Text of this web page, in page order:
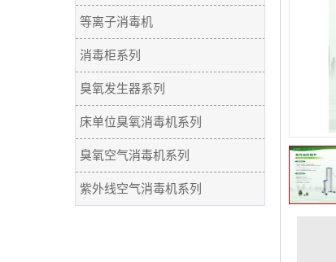
等离子消毒机
消毒柜系列
臭氧发生器系列
床单位臭氧消毒机系列
臭氧空气消毒机系列
紫外线空气消毒机系列